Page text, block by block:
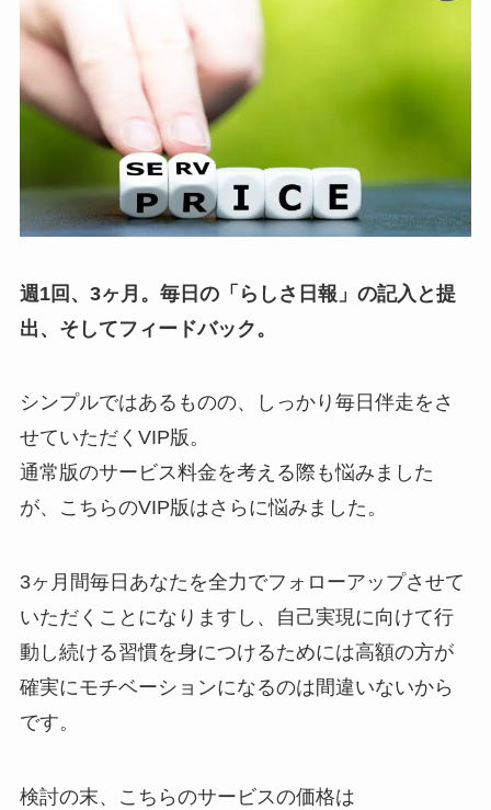
週1回、3ヶ月。毎日の「らしさ日報」の記入と提
出、そしてフィードバック。
シンプルではあるものの、しっかり毎日伴走をさ
せていただくVIP版。
通常版のサービス料金を考える際も悩みました
が、こちらのVIP版はさらに悩みました。
3ヶ月間毎日あなたを全力でフォローアップさせて
いただくことになりますし、自己実現に向けて行
動し続ける習慣を身につけるためには高額の方が
確実にモチベーションになるのは間違いないから
です。
検討の末、こちらのサービスの価格は